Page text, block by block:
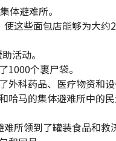
体避难所。
这些面包店能够为大约
活动。
1000个裹尸袋。
科药品、医疗物资和设
哈马的集体避难所中的
所领到了罐装食品和救